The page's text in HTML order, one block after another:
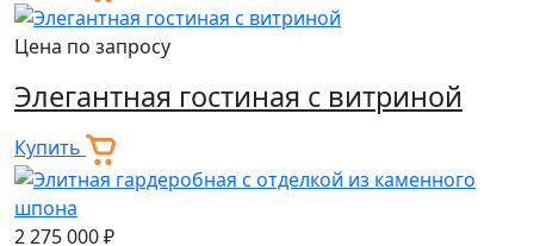
Цена по запросу
Элегантная гостиная с витриной
Купить
2 275 000 ₽